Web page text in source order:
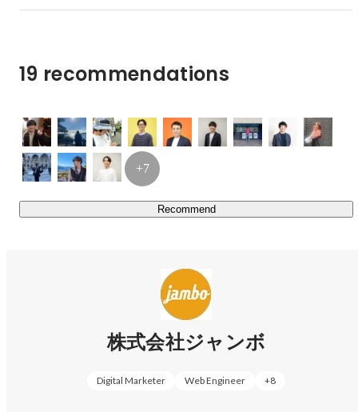
19 recommendations
Recommend
+7
株式会社ジャンボ
Digital Marketer Web Engineer +8